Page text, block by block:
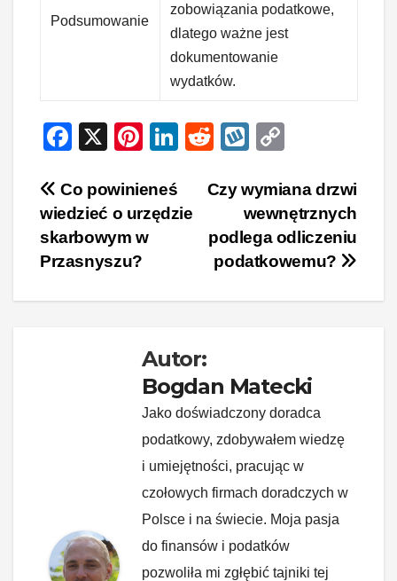
Podsumowanie
zobowiązania podatkowe,
dlatego ważne jest
dokumentowanie
wydatków.
F
c
e
b
o
X
Pi
er
e
st
Li
e
R
d
t
W
o
p
p
y
Li
k
Nawigacja
wpisu
Czy wymiana drzwi
wewnętrznych
podlega odliczeniu
podatkowemu?
Co powinieneś
wiedzieć o urzędzie
skarbowym w
Przasnyszu?
Autor:
Bogdan Matecki
Jako doświadczony doradca
podatkowy, zdobywałem wiedzę
i umiejętności, pracując w
czołowych firmach doradczych w
Polsce i na świecie. Moja pasja
do finansów i podatków
pozwoliła mi zgłębić tajniki tej